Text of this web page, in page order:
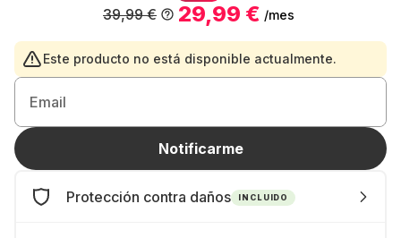
29,99 € /mes
39,99 €
Este producto no está disponible actualmente.
Email
Notificarme
Protección contra daños INCLUIDO